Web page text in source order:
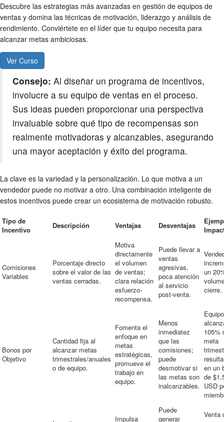
Descubre las estrategias más avanzadas en gestión de equipos de
ventas y domina las técnicas de motivación, liderazgo y análisis de
rendimiento. Conviértete en el líder que tu equipo necesita para
alcanzar metas ambiciosas.
Ver Curso
Consejo: Al diseñar un programa de incentivos,
involucre a su equipo de ventas en el proceso.
Sus ideas pueden proporcionar una perspectiva
invaluable sobre qué tipo de recompensas son
realmente motivadoras y alcanzables, asegurando
una mayor aceptación y éxito del programa.
La clave es la variedad y la personalización. Lo que motiva a un
vendedor puede no motivar a otro. Una combinación inteligente de
estos incentivos puede crear un ecosistema de motivación robusto.
Tipo de
Incentivo
Descripción Ventajas Desventajas
Comisiones
Variables
Porcentaje directo
sobre el valor de las
ventas cerradas.
Motiva
directamente
el volumen
de ventas;
clara relación
esfuerzo-
recompensa.
Puede llevar a
ventas
agresivas,
poca atención
al servicio
post-venta.
un
cierre.
Bonos por
Objetivo
Cantidad fija al
alcanzar metas
trimestrales/anuales
o de equipo.
Fomenta el
enfoque en
metas
estratégicas,
promueve el
trabajo en
equipo.
Menos
inmediatez
que las
comisiones;
puede
desmotivar si
las metas son
inalcanzables.
Equipo
105%
meta
en un
de
USD
Impulsa
Puede
generar
Venta